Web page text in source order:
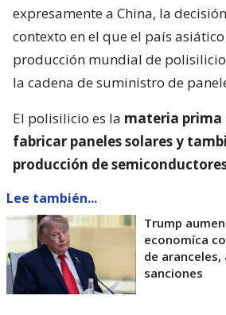
expresamente a China, la
contexto en el que el país
producción mundial de
la cadena de suministro de
El polisilicio es la materia prima
fabricar paneles solares y
producción de
Lee también...
Trump
economíca
de
sanciones